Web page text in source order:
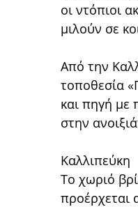
οι ντόπιοι
μιλούν σε
Από την
τοποθεσία
και πηγή με
στην
Καλλιπεύκη
Το χωριό
προέρχεται